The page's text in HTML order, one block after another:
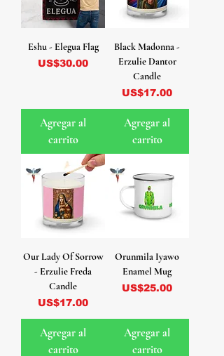
Eshu - Elegua Flag
Precio
US$30.00
Agregar al
carrito
Black Madonna -
Erzulie Dantor
Candle
Precio
US$17.00
Agregar al
carrito
Our Lady Of Sorrow
- Erzulie Freda
Candle
Precio
US$17.00
Agregar al
carrito
Orunmila Iyawo
Enamel Mug
Precio
US$25.00
Agregar al
carrito